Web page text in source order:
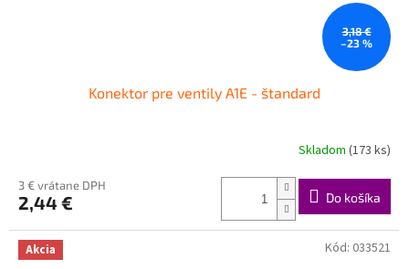
3,18 €
–23 %
Konektor pre ventily A1E - štandard
Skladom (173 ks)
3 € vrátane DPH
2,44 € Do košíka
Akcia Kód: 033521